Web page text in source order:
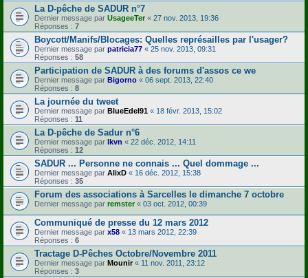
La D-pêche de SADUR n°7
Dernier message par UsageeTer « 27 nov. 2013, 19:36
Réponses : 7
Boycott/Manifs/Blocages: Quelles représailles par l'usager?
Dernier message par patricia77 « 25 nov. 2013, 09:31
Réponses : 58
Participation de SADUR à des forums d'assos ce we
Dernier message par Bigorno « 06 sept. 2013, 22:40
Réponses : 8
La journée du tweet
Dernier message par BlueEdel91 « 18 févr. 2013, 15:02
Réponses : 11
La D-pêche de Sadur n°6
Dernier message par lkvn « 22 déc. 2012, 14:11
Réponses : 12
SADUR ... Personne ne connais ... Quel dommage ...
Dernier message par AlixD « 16 déc. 2012, 15:38
Réponses : 35
Forum des associations à Sarcelles le dimanche 7 octobre
Dernier message par remster « 03 oct. 2012, 00:39
Communiqué de presse du 12 mars 2012
Dernier message par x58 « 13 mars 2012, 22:39
Réponses : 6
Tractage D-Pêches Octobre/Novembre 2011
Dernier message par Mounir « 11 nov. 2011, 23:12
Réponses : 3